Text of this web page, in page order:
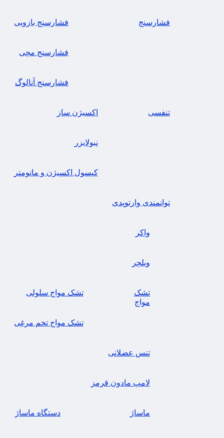
فشارسنج فشارسنج بازویی
فشارسنج مچی
فشارسنج آنالوگ
تنفسی اکسیژن ساز
نبولایزر
کپسول اکسیژن و مانومتر
توانمندی وارتوپدی
واکر
ویلچر
تشک
مواج
تشک مواج سلولی
تشک مواج تخم مرغی
تنس عضلانی
لامپ مادون قرمز
ماساژ دستگاه ماساژ